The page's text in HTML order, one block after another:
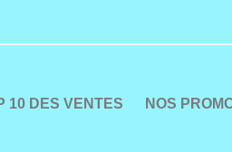
10 DES VENTES NOS